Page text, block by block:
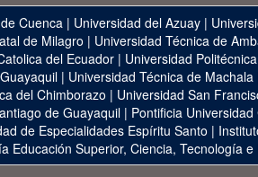
Cuenca | Universidad del Azuay |
de Milagro | Universidad Técnica de
del Ecuador| Universidad
| Universidad Técnica de Machala
del Chimborazo | Universidad San
de Guayaquil | Pontificia
de Especialidades Espíritu Santo |
Educación Superior, Ciencia, Tecnología e